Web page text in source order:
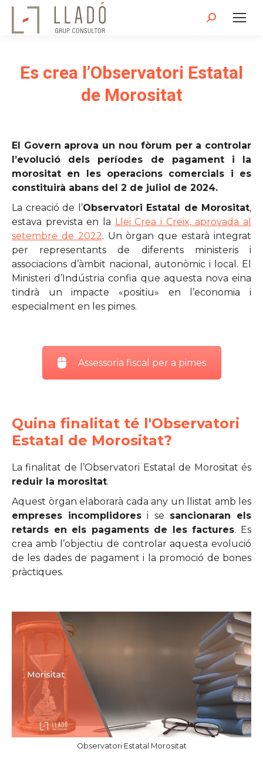
Search:
Es crea l’Observatori Estatal
de Morositat
El Govern aprova un nou fòrum per a controlar
l’evolució dels períodes de pagament i la
morositat en les operacions comercials i es
constituirà abans del 2 de juliol de 2024.
La creació de l’Observatori Estatal de Morositat,
estava prevista en la Llei Crea i Creix, aprovada al
setembre de 2022. Un òrgan que estarà integrat
per representants de diferents ministeris i
associacions d’àmbit nacional, autonòmic i local. El
Ministeri d’Indústria confia que aquesta nova eina
tindrà un impacte «positiu» en l’economia i
especialment en les pimes.
Assessoria fiscal per a pimes
Quina finalitat té l'Observatori
Estatal de Morositat?
La finalitat de l’Observatori Estatal de Morositat és
reduir la morositat.
Aquest òrgan elaborarà cada any un llistat amb les
empreses incomplidores i se sancionaran els
retards en els pagaments de les factures. Es
crea amb l’objectiu de controlar aquesta evolució
de les dades de pagament i la promoció de bones
pràctiques.
Observatori Estatal Morositat